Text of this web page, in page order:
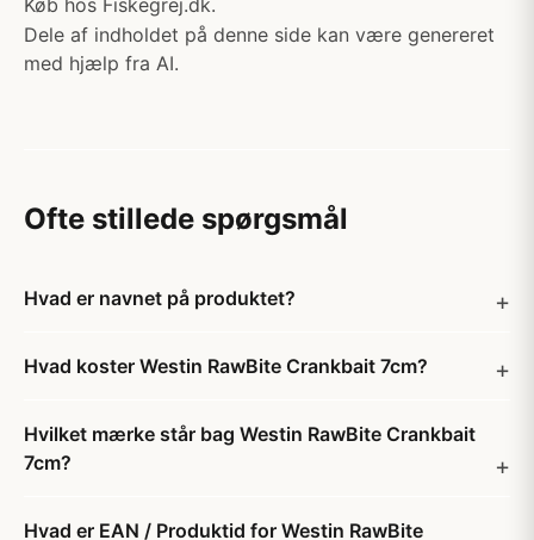
Køb hos Fiskegrej.dk.
Dele af indholdet på denne side kan være genereret
med hjælp fra AI.
Ofte stillede spørgsmål
Hvad er navnet på produktet?
Hvad koster Westin RawBite Crankbait 7cm?
Hvilket mærke står bag Westin RawBite Crankbait
7cm?
Hvad er EAN / Produktid for Westin RawBite